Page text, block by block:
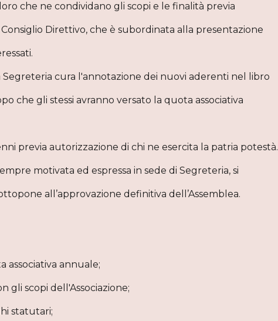
che ne condividano gli scopi e le finalità previa
Direttivo, che è subordinata alla presentazione
cura l'annotazione dei nuovi aderenti nel libro
che gli stessi avranno versato la quota associativa
previa autorizzazione di chi ne esercita la patria potestà.
motivata ed espressa in sede di Segreteria, si
all’approvazione definitiva dell’Assemblea.
associativa annuale;
gli scopi dell'Associazione;
statutari;